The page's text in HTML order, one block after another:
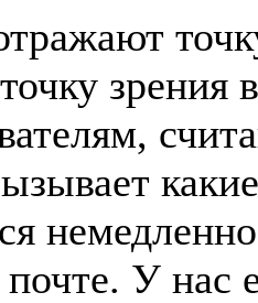
У нас